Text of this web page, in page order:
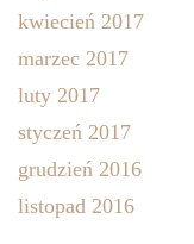
kwiecień 2017
marzec 2017
luty 2017
styczeń 2017
grudzień 2016
listopad 2016